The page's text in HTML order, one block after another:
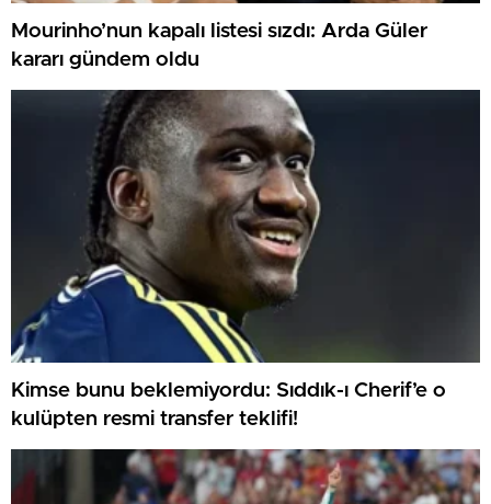
Mourinho’nun kapalı listesi sızdı: Arda Güler
kararı gündem oldu
Kimse bunu beklemiyordu: Sıddık-ı Cherif’e o
kulüpten resmi transfer teklifi!